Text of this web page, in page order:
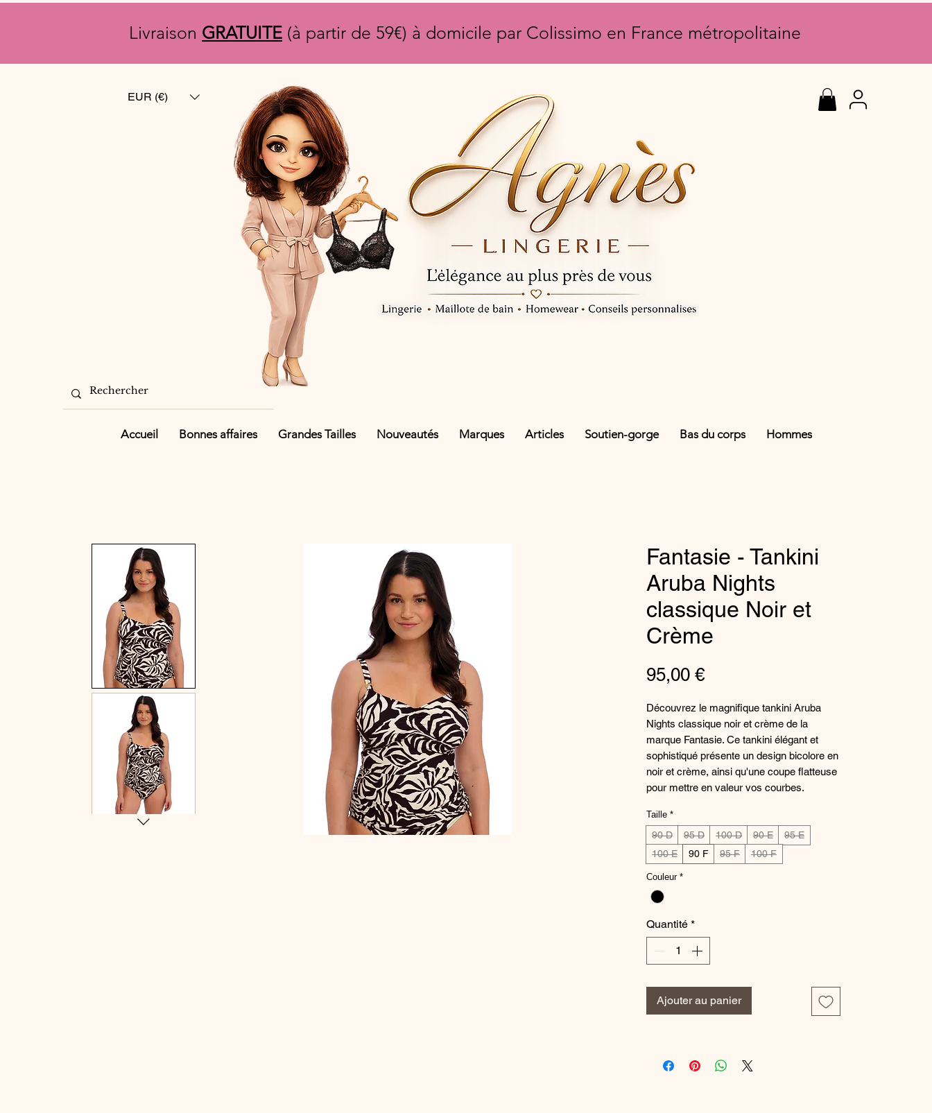
Livraison GRATUITE (à partir de 59€) à domicile par Colissimo en France métropolitaine
EUR (€)
Accueil Bonnes affaires Grandes Tailles Nouveautés Marques Articles Soutien-gorge Bas du corps Hommes
Fantasie - Tankini
Aruba Nights
classique Noir et
Crème
95,00 €Prix
Découvrez le magnifique tankini Aruba
Nights classique noir et crème de la
marque Fantasie. Ce tankini élégant et
sophistiqué présente un design bicolore en
noir et crème, ainsi qu'une coupe flatteuse
pour mettre en valeur vos courbes.
ce tankini offre un confort et un maintien
inégalés pour que vous vous sentiez sûre
de vous et à l'aise tout au long de la
journée à la piscine ou à la plage. Ajoutez
une touche de glamour à votre collection
de maillots de bain avec ce tankini Aruba
Fantasie.
Cmposition :
Elastanne
Tissu Principal: 80% Polyamide, 20%
Elastanne
Taille *
90 D 95 D 100 D 90 E
95 E
100 E
90 F 95 F 100 F
Couleur *
Quantité *
Ajouter au panier